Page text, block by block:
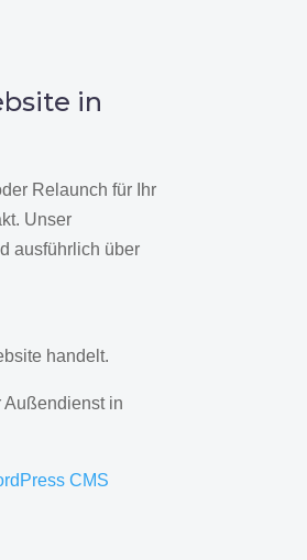
in
Relaunch für Ihr
Unser
ausführlich über
handelt.
Außendienst in
CMS